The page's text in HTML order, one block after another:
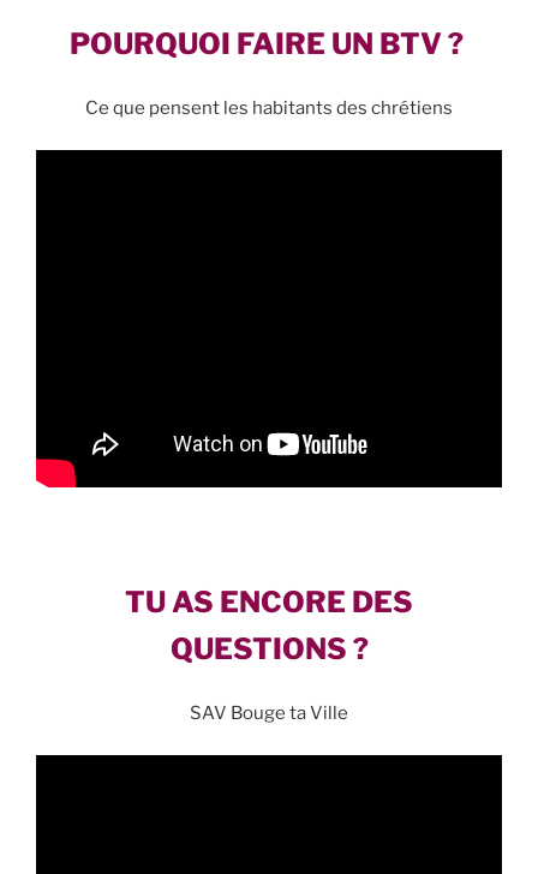
POURQUOI FAIRE UN BTV ?
Ce que pensent les habitants des chrétiens
TU AS ENCORE DES
QUESTIONS ?
SAV Bouge ta Ville